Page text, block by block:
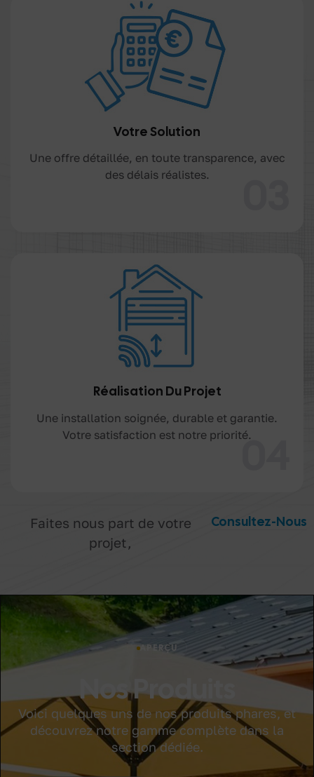
Votre Solution
Une offre détaillée, en toute transparence, avec
des délais réalistes.
Réalisation Du Projet
Une installation soignée, durable et garantie.
Votre satisfaction est notre priorité.04
Faites nous part de votre
projet,
Consultez-Nous
Nos Produits
APERÇU
Voici quelques uns de nos produits phares, et
découvrez notre gamme complète dans la
section dédiée.